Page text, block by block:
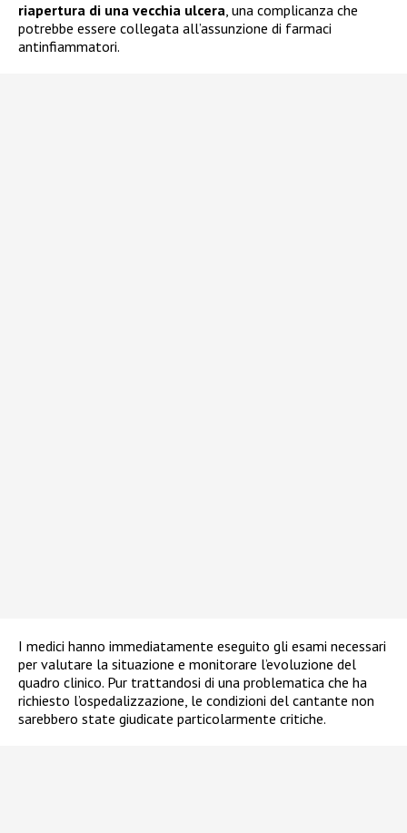
riapertura di una vecchia ulcera , una complicanza che
potrebbe essere collegata all’assunzione di farmaci
antinfiammatori.
I medici hanno immediatamente eseguito gli esami necessari
per valutare la situazione e monitorare l’evoluzione del
quadro clinico. Pur trattandosi di una problematica che ha
richiesto l’ospedalizzazione, le condizioni del cantante non
sarebbero state giudicate particolarmente critiche.